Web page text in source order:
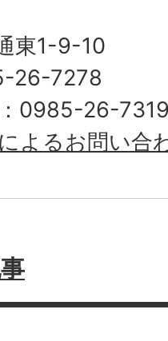
東1-9-10
26-7278
0985-26-
よるお問い合